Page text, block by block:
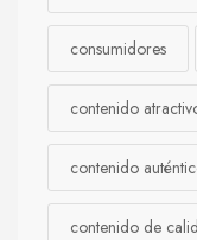
consumidores
contenido
contenido
contenido de